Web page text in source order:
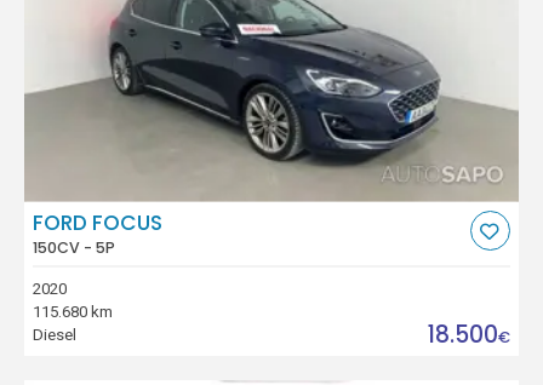
FORD FOCUS
150CV - 5P
2020
115.680 km
Diesel
18.500€